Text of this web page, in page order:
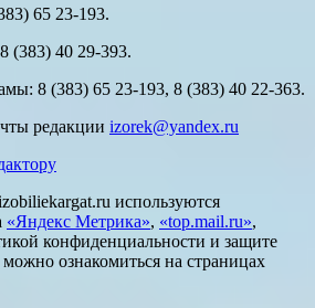
65 23-193.
(383) 40 29-393.
8 (383) 65 23-193, 8 (383) 40 22-363.
редакции izorek@yandex.ru
используются
«Яндекс Метрика», «top.mail.ru»,
конфиденциальности и защите
ознакомиться на страницах